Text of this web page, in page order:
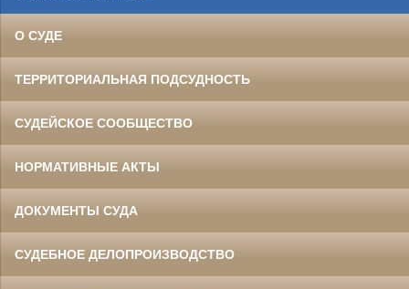
О СУДЕ
ТЕРРИТОРИАЛЬНАЯ ПОДСУДНОСТЬ
СУДЕЙСКОЕ СООБЩЕСТВО
НОРМАТИВНЫЕ АКТЫ
ДОКУМЕНТЫ СУДА
СУДЕБНОЕ ДЕЛОПРОИЗВОДСТВО